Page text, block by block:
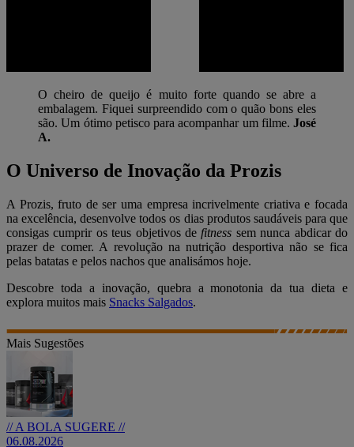
O cheiro de queijo é muito forte quando se abre a
embalagem. Fiquei surpreendido com o quão bons eles
são. Um ótimo petisco para acompanhar um filme. José
A.
O Universo de Inovação da Prozis
A Prozis, fruto de ser uma empresa incrivelmente criativa e focada
na excelência, desenvolve todos os dias produtos saudáveis para que
consigas cumprir os teus objetivos de fitness sem nunca abdicar do
prazer de comer. A revolução na nutrição desportiva não se fica
pelas batatas e pelos nachos que analisámos hoje.
Descobre toda a inovação, quebra a monotonia da tua dieta e
explora muitos mais Snacks Salgados.
Mais Sugestões
// A BOLA SUGERE //
06.08.2026